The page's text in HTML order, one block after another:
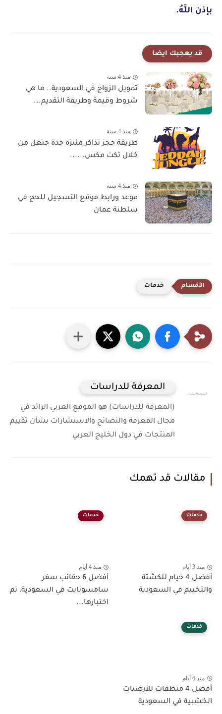
بإذن اللَّهُ.
قد يعجبك ايضا
منذ 4 سنة
تمويل الزواج في السعودية.. ما هي
شروط وقيمة وطريقة التقديم...
منذ 4 سنة
طريقة حجز تذاكر منتزه جدة جنغل من
خلال تكت مكس......
منذ 4 سنة
موعد ورابط موقع التسجيل للحج في
سلطنة عمان
خدمات
المعرفة للدراسات
(المعرفة للدراسات) هو الموقع العربي الرائد في
مجال المعرفة والنصائح والاستشارات بشأن تقييم
المنتجات في دول الخليج العربي
مقالات قد تهمك
خدمات
منذ 3 أيام
أفضل 4 خيام للكشتة
والتخييم في السعودية
خدمات
منذ 4 أيام
أفضل 6 حقائب سفر
سامسونايت في السعودية، تم
اختبارها...
خدمات
منذ 6 أيام
أفضل 4 منظفات للأرضيات
الخشبية في السعودية